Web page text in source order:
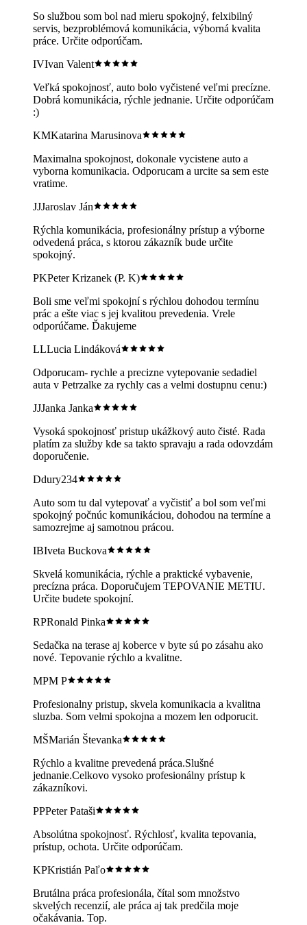
So službou som bol nad mieru spokojný, felxibilný
servis, bezproblémová komunikácia, výborná kvalita
práce. Určite odporúčam.
IVIvan Valent
Veľká spokojnosť, auto bolo vyčistené veľmi precízne.
Dobrá komunikácia, rýchle jednanie. Určite odporúčam
:)
KMKatarina Marusinova
Maximalna spokojnost, dokonale vycistene auto a
vyborna komunikacia. Odporucam a urcite sa sem este
vratime.
JJJaroslav Ján
Rýchla komunikácia, profesionálny prístup a výborne
odvedená práca, s ktorou zákazník bude určite
spokojný.
PKPeter Krizanek (P. K)
Boli sme veľmi spokojní s rýchlou dohodou termínu
prác a ešte viac s jej kvalitou prevedenia. Vrele
odporúčame. Ďakujeme
LLLucia Lindáková
Odporucam- rychle a precizne vytepovanie sedadiel
auta v Petrzalke za rychly cas a velmi dostupnu cenu:)
JJJanka Janka
Vysoká spokojnosť pristup ukážkový auto čisté. Rada
platím za služby kde sa takto spravaju a rada odovzdám
doporučenie.
Ddury234
Auto som tu dal vytepovať a vyčistiť a bol som veľmi
spokojný počnúc komunikáciou, dohodou na termíne a
samozrejme aj samotnou prácou.
IBIveta Buckova
Skvelá komunikácia, rýchle a praktické vybavenie,
precízna práca. Doporučujem TEPOVANIE METIU.
Určite budete spokojní.
RPRonald Pinka
Sedačka na terase aj koberce v byte sú po zásahu ako
nové. Tepovanie rýchlo a kvalitne.
MPM P
Profesionalny pristup, skvela komunikacia a kvalitna
sluzba. Som velmi spokojna a mozem len odporucit.
MŠMarián Števanka
Rýchlo a kvalitne prevedená práca.Slušné
jednanie.Celkovo vysoko profesionálny prístup k
zákazníkovi.
PPPeter Pataši
Absolútna spokojnosť. Rýchlosť, kvalita tepovania,
prístup, ochota. Určite odporúčam.
KPKristián Paľo
Brutálna práca profesionála, čítal som množstvo
skvelých recenzií, ale práca aj tak predčila moje
očakávania. Top.